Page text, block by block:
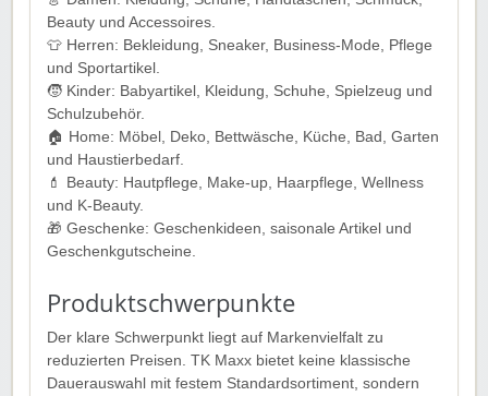
Beauty und Accessoires.
👕 Herren: Bekleidung, Sneaker, Business-Mode, Pflege
und Sportartikel.
🧒 Kinder: Babyartikel, Kleidung, Schuhe, Spielzeug und
Schulzubehör.
🏠 Home: Möbel, Deko, Bettwäsche, Küche, Bad, Garten
und Haustierbedarf.
💄 Beauty: Hautpflege, Make-up, Haarpflege, Wellness
und K-Beauty.
🎁 Geschenke: Geschenkideen, saisonale Artikel und
Geschenkgutscheine.
Produktschwerpunkte
Der klare Schwerpunkt liegt auf Markenvielfalt zu
reduzierten Preisen. TK Maxx bietet keine klassische
Dauerauswahl mit festem Standardsortiment, sondern